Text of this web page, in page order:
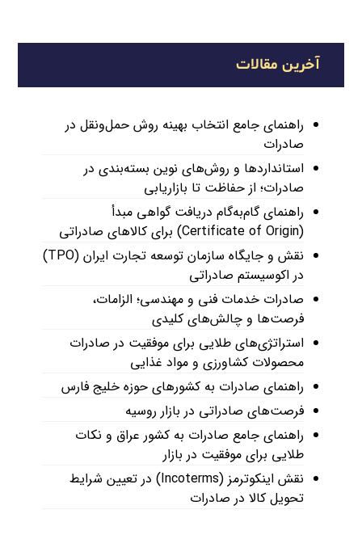
آخرین مقالات
راهنمای جامع انتخاب بهینه روش حمل‌ونقل در
صادرات
استانداردها و روش‌های نوین بسته‌بندی در
صادرات؛ از حفاظت تا بازاریابی
راهنمای گام‌به‌گام دریافت گواهی مبدأ
(Certificate of Origin) برای کالاهای صادراتی
نقش و جایگاه سازمان توسعه تجارت ایران (TPO)
در اکوسیستم صادراتی
صادرات خدمات فنی و مهندسی؛ الزامات،
فرصت‌ها و چالش‌های کلیدی
استراتژی‌های طلایی برای موفقیت در صادرات
محصولات کشاورزی و مواد غذایی
راهنمای صادرات به کشورهای حوزه خلیج فارس
فرصت‌های صادراتی در بازار روسیه
راهنمای جامع صادرات به کشور عراق و نکات
طلایی برای موفقیت در بازار
نقش اینکوترمز (Incoterms) در تعیین شرایط
تحویل کالا در صادرات